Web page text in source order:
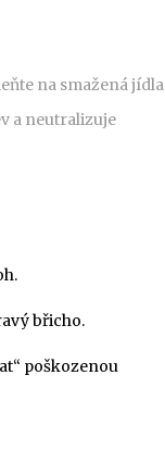
na smažená jídla
a neutralizuje
břicho.
poškozenou